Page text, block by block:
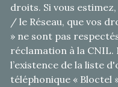
droits. Si vous
/ le Réseau, que vos
» ne sont pas
réclamation à la
l’existence de la liste
téléphonique « Bloctel